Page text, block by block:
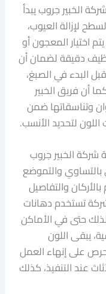
الخبير جروب يبدأ
لإزالة العيوب،
اختيار المعجون أو
دقيقة لضمان أن
البدء في الصبغ،
أن فريق الخبير
وتناسقاتها ضمن
اللون لتحديد الأنسب.
شركة الخبير جروب
والتموضع
والتفاصيل
تستخدم دهانات
حتى في الأماكن
يبقى اللون
على إنهاء العمل
عند التنفيذ، كذلك